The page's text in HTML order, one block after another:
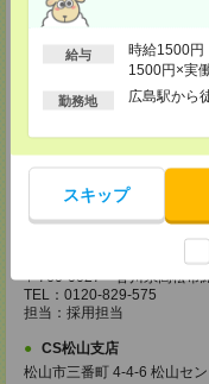
給与
時給1500
1500円×実
を保証する
勤務地 広島駅から
スキップ
【来社登録】約1.5～2時間
・ガイダンス
・経験や希望をインタビュー
・スキルチェック
CS広島支店
広島県広島市中区袋町 3-
TEL：0120-921-943
担当：採用担当
〒760-0027 香川県高松市
TEL：0120-829-575
担当：採用担当
CS松山支店
松山市三番町 4-4-6 松山セ